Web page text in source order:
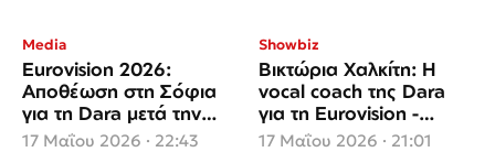
Media
Eurovision 2026:
Αποθέωση στη Σόφια
για τη Dara μετά την
ιστορική νίκη της
17 Μαΐου 2026 · 22:43
Showbiz
Βικτώρια Χαλκίτη: Η
vocal coach της Dara
για τη Eurovision -
«Υπάρχει άρωμα
17 Μαΐου 2026 · 21:01